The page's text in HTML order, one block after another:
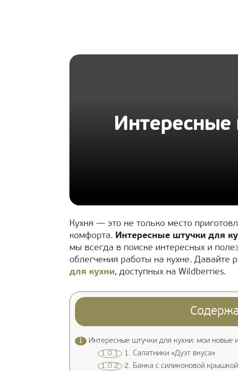
Интересные
Кухня — это не только место
комфорта. Интересные штучки для
мы всегда в поиске интересных и
облегчения работы на кухне. Давайте
для кухни, доступных на Wildberries.
1
Интересные штучки для кухни: мои новые
1.0.1
1. Салатники «Дуэт вкуса»
1.0.2
2. Банка с силиконовой